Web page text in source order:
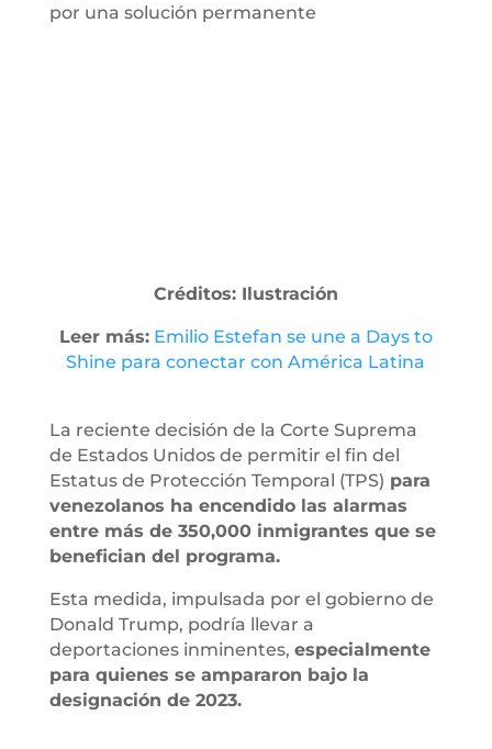
por una solución permanente
Créditos: Ilustración
Leer más: Emilio Estefan se une a Days to
Shine para conectar con América Latina
La reciente decisión de la Corte Suprema
de Estados Unidos de permitir el fin del
Estatus de Protección Temporal (TPS) para
venezolanos ha encendido las alarmas
entre más de 350,000 inmigrantes que se
benefician del programa.
Esta medida, impulsada por el gobierno de
Donald Trump, podría llevar a
deportaciones inminentes, especialmente
para quienes se ampararon bajo la
designación de 2023.